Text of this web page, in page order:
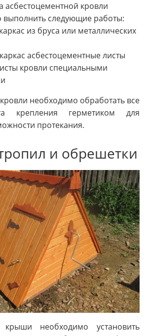
асбестоцементной кровли
выполнить следующие работы:
из бруса или металлических
асбестоцементные листы
кровли специальными
необходимо обработать все
крепления герметиком для
протекания.
и обрешетки
необходимо установить